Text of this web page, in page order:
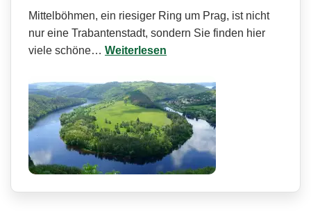
Mittelböhmen, ein riesiger Ring um Prag, ist nicht
nur eine Trabantenstadt, sondern Sie finden hier
viele schöne… Weiterlesen